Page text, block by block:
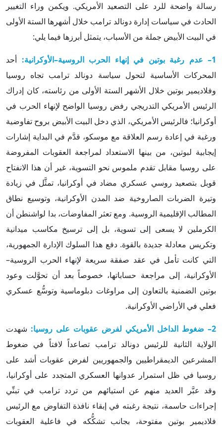
رسالة واضحة للرد على التصعيد الأمريكي. ويكمن وراء التغيير
الحادث في سياسات إدارة دونالد ترامب خلال أشهرها الستة الأولى
في البيت الأبيض جملة من الأسباب، يتمثل أبرزها فيما يلي:
1– عدم رغبة بوتين في إنهاء الحرب الروسية–الأوكرانية:
أحد
المحركات الأساسية لتحول سياسة دونالد ترامب تجاه روسيا
وفلاديمير بوتين خلال الأشهر الستة الأولى من رئاسته، كان إدراك
الرئيس الأمريكي التدريجي رفض روسيا الواضح لإنهاء الحرب في
أوكرانيا؛ فالرئيس الأمريكي، الذي دخل البيت الأبيض بروح تفاوضية
ورغبة في إعادة رسم العلاقة مع موسكو، قدَّم في البداية إشارات
إيجابية لبوتين، من بينها الاستعداد لمراجعة العقوبات المفروضة
على روسيا مقابل تقدم ملموس نحو التسوية، غير أن هذا الانفتاح
قوبل بتصعيد روسي عسكري مضاد في أوكرانيا، تمثَّل في زيادة
وتيرة الضربات الصاروخية ضد المدن الأوكرانية، وتوسيع نطاق
المطالب الإقليمية الروسية. ومع تعثر المفاوضات، بدا لواشنطن أن
الكرملين لا يسعى إلى تسوية، بل إلى ترسيخ مكاسب ميدانية
وتكريس معادلة جديدة بالقوة. دفع هذا السلوك الإدارة الجمهورية،
التي كانت تأمل في عقد صفقة سريعة لإنهاء الحرب الروسية–
الأوكرانية، إلى مراجعة حساباتها، خصوصاً بعد أن تحوَّلت وعود
بوتين الضمنية بالتعاون إلى مراوغات دبلوماسية وتوسُّع عسكري
فعلي في الأراضي الأوكرانية.
2– ضغوط الداخل الأمريكي لفرض عقوبات على روسيا:
شهدت
الولاية الثانية للرئيس دونالد ترامب تصاعداً لافتاً في ضغوط
المشرعين الديمقراطيين والجمهوريين لفرض عقوبات أشد على
روسيا في ظل استمرار عدوانها العسكري المتجدد على أوكرانيا،
وقد عبَّر العديد منهم عن استيائهم من تردد ترامب في تبنِّي
إجراءات حاسمة، نتيجة رغبته في إبقاء نافذة التفاوض مع الرئيس
فلاديمير بوتين مفتوحة، بجانب تشكُّكه في فاعلية العقوبات